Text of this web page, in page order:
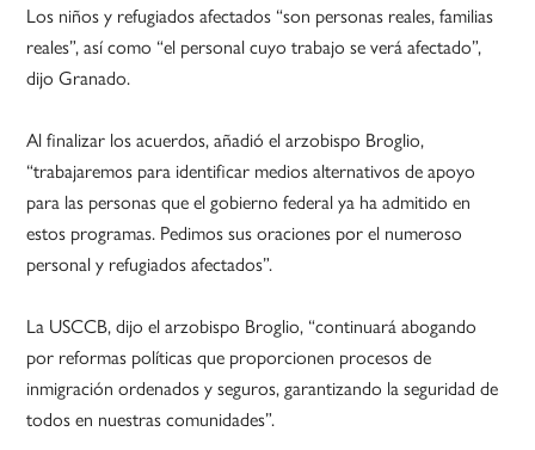
Los niños y refugiados afectados “son personas reales, familias
reales”, así como “el personal cuyo trabajo se verá afectado”,
dijo Granado.
Al finalizar los acuerdos, añadió el arzobispo Broglio,
“trabajaremos para identificar medios alternativos de apoyo
para las personas que el gobierno federal ya ha admitido en
estos programas. Pedimos sus oraciones por el numeroso
personal y refugiados afectados”.
La USCCB, dijo el arzobispo Broglio, “continuará abogando
por reformas políticas que proporcionen procesos de
inmigración ordenados y seguros, garantizando la seguridad de
todos en nuestras comunidades”.